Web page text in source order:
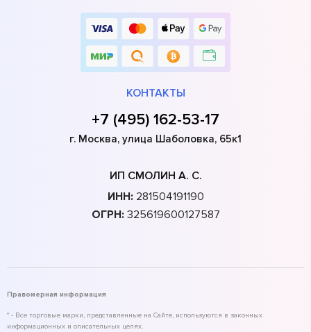
КОНТАКТЫ
+7 (495) 162-53-17
г. Москва, улица Шаболовка, 65к1
ИП СМОЛИН А. С.
ИНН: 281504191190
ОГРН: 325619600127587
Правомерная информация
* - Все торговые марки, представленные на Сайте, используются в законных
информационных и описательных целях.